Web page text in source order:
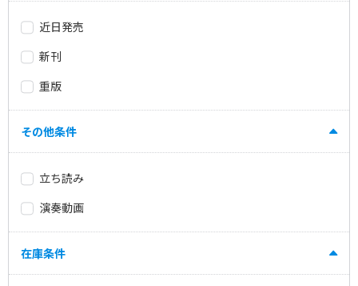
近日発売
新刊
重版
その他条件
立ち読み
演奏動画
在庫条件